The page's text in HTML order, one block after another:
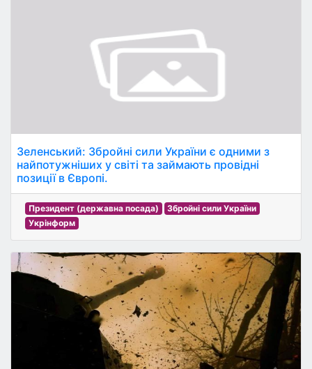
Зеленський: Збройні сили України є одними з
найпотужніших у світі та займають провідні
позиції в Європі.
Президент (державна посада)
Збройні сили України
Укрінформ